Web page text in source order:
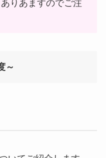
りあますのでご注
～